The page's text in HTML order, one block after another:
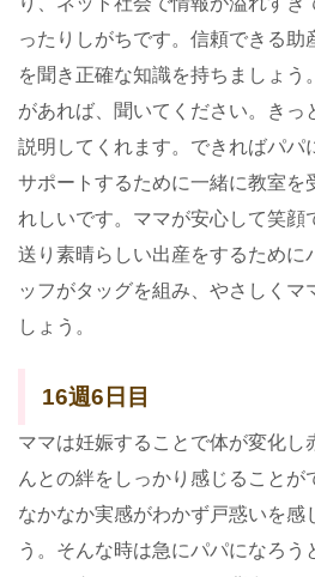
ったりしがちです。信頼できる助
を聞き正確な知識を持ちましょう
があれば、聞いてください。きっ
説明してくれます。できればパパ
サポートするために一緒に教室を
れしいです。ママが安心して笑顔
送り素晴らしい出産をするために
ッフがタッグを組み、やさしくマ
しょう。
16週6日目
ママは妊娠することで体が変化し
んとの絆をしっかり感じることが
なかなか実感がわかず戸惑いを感
う。そんな時は急にパパになろう